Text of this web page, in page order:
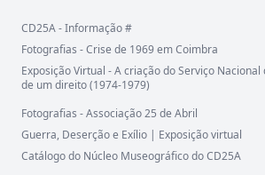
CD25A - Informação #
Fotografias - Crise de 1969 em Coimbra
Exposição Virtual - A criação do Serviço Nacional
de um direito (1974-1979)
Fotografias - Associação 25 de Abril
Guerra, Deserção e Exílio | Exposição virtual
Catálogo do Núcleo Museográfico do CD25A